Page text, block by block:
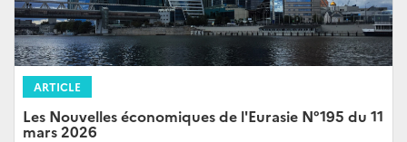
ARTICLE
Les Nouvelles économiques de l'Eurasie N°195 du 11
mars 2026